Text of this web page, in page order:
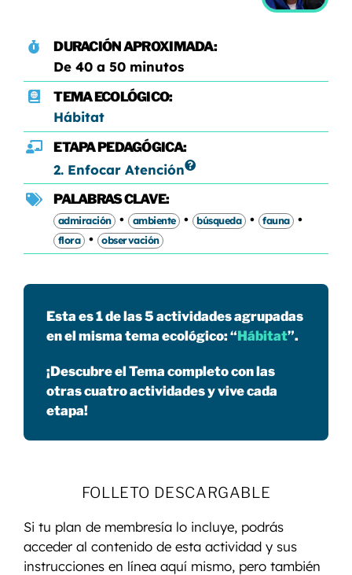
DURACIÓN APROXIMADA:
De 40 a 50 minutos
TEMA ECOLÓGICO:
Hábitat
ETAPA PEDAGÓGICA:
2. Enfocar Atención
PALABRAS CLAVE:
admiración • ambiente • búsqueda • fauna •
flora • observación
Esta es 1 de las 5 actividades agrupadas
en el misma tema ecológico: “Hábitat”.
¡Descubre el Tema completo con las
otras cuatro actividades y vive cada
etapa!
FOLLETO DESCARGABLE
Si tu plan de membresía lo incluye, podrás
acceder al contenido de esta actividad y sus
instrucciones en línea aquí mismo, pero también